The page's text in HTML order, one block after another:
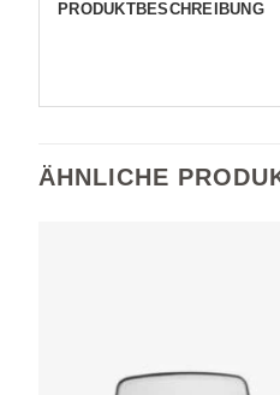
PRODUKTBESCHREIBUNG
ÄHNLICHE